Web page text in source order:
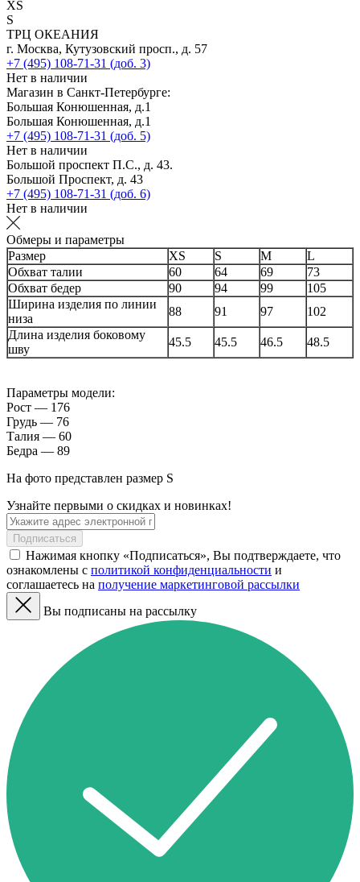
XS
S
ТРЦ ОКЕАНИЯ
г. Москва, Кутузовский просп., д. 57
+7 (495) 108-71-31 (доб. 3)
Нет в наличии
Магазин в Санкт-Петербурге:
Большая Конюшенная, д.1
Большая Конюшенная, д.1
+7 (495) 108-71-31 (доб. 5)
Нет в наличии
Большой проспект П.С., д. 43.
Большой Проспект, д. 43
+7 (495) 108-71-31 (доб. 6)
Нет в наличии
Обмеры и параметры
Размер
XS S M
L
Обхват талии
60 64 69
73
Обхват бедер
90 94 99
105
Ширина изделия по линии
низа
88 91 97
102
Длина изделия боковому
шву
45.5 45.5 46.5 48.5
Параметры модели:
Рост — 176
Грудь — 76
Талия — 60
Бедра — 89
На фото представлен размер S
Узнайте первыми о скидках и новинках!
Подписаться
Нажимая кнопку «Подписаться», Вы подтверждаете, что
ознакомлены с политикой конфиденциальности и
соглашаетесь на получение маркетинговой рассылки
Вы подписаны на рассылку